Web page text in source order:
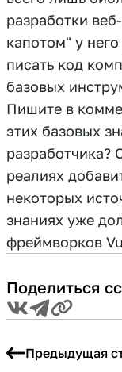
разработки
капотом" у
писать код
базовых
Пишите в
этих базовых
разработчика?
реалиях
некоторых
знаниях уже
фреймворков
Поделиться
Предыдущая